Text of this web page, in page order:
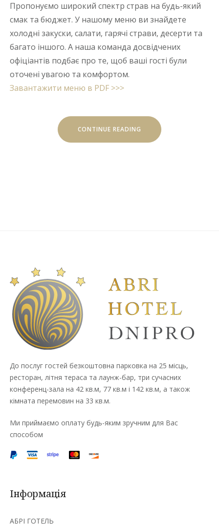
Пропонуємо широкий спектр страв на будь-який
смак та бюджет. У нашому меню ви знайдете
холодні закуски, салати, гарячі страви, десерти та
багато іншого. А наша команда досвідчених
офіціантів подбає про те, щоб ваші гості були
оточені увагою та комфортом.
Завантажити меню в PDF >>>
CONTINUE READING “ВИШУКАНИЙ
КЕЙТЕРИНГ
ДЛЯ
До послуг гостей безкоштовна парковка на 25 місць,
ресторан, літня тераса та лаунж-бар, три сучасних
конференц-зала на 42 кв.м, 77 кв.м і 142 кв.м, а також
кімната перемовин на 33 кв.м.
Ми приймаємо оплату будь-яким зручним для Вас
способом
Інформація
АБРІ ГОТЕЛЬ